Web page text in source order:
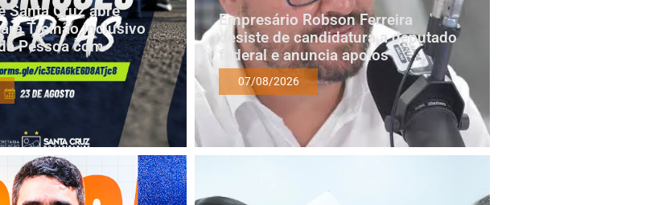
Santa Cruz abre
Treinão Inclusivo
Pessoa com
Empresário Robson Ferreira
desiste de candidatura a deputado
federal e anuncia apoios
07/08/2026